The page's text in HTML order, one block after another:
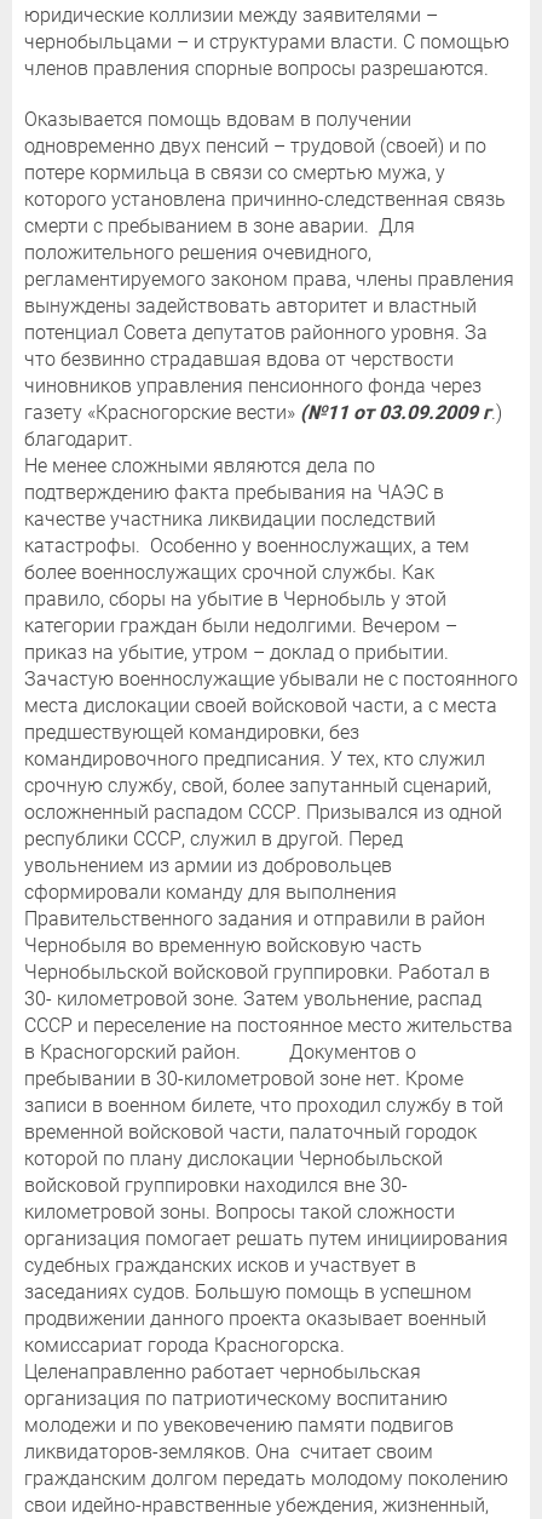
юридические коллизии между заявителями –
чернобыльцами – и структурами власти. С помощью
членов правления спорные вопросы разрешаются.
Оказывается помощь вдовам в получении
одновременно двух пенсий – трудовой (своей) и по
потере кормильца в связи со смертью мужа, у
которого установлена причинно-следственная связь
смерти с пребыванием в зоне аварии. Для
положительного решения очевидного,
регламентируемого законом права, члены правления
вынуждены задействовать авторитет и властный
потенциал Совета депутатов районного уровня. За
что безвинно страдавшая вдова от черствости
чиновников управления пенсионного фонда через
газету «Красногорские вести» (№11 от 03.09.2009 г.)
благодарит.
Не менее сложными являются дела по
подтверждению факта пребывания на ЧАЭС в
качестве участника ликвидации последствий
катастрофы. Особенно у военнослужащих, а тем
более военнослужащих срочной службы. Как
правило, сборы на убытие в Чернобыль у этой
категории граждан были недолгими. Вечером –
приказ на убытие, утром – доклад о прибытии.
Зачастую военнослужащие убывали не с постоянного
места дислокации своей войсковой части, а с места
предшествующей командировки, без
командировочного предписания. У тех, кто служил
срочную службу, свой, более запутанный сценарий,
осложненный распадом СССР. Призывался из одной
республики СССР, служил в другой. Перед
увольнением из армии из добровольцев
сформировали команду для выполнения
Правительственного задания и отправили в район
Чернобыля во временную войсковую часть
Чернобыльской войсковой группировки. Работал в
30- километровой зоне. Затем увольнение, распад
СССР и переселение на постоянное место жительства
в Красногорский район. Документов о
пребывании в 30-километровой зоне нет. Кроме
записи в военном билете, что проходил службу в той
временной войсковой части, палаточный городок
которой по плану дислокации Чернобыльской
войсковой группировки находился вне 30-
километровой зоны. Вопросы такой сложности
организация помогает решать путем инициирования
судебных гражданских исков и участвует в
заседаниях судов. Большую помощь в успешном
продвижении данного проекта оказывает военный
комиссариат города Красногорска.
Целенаправленно работает чернобыльская
организация по патриотическому воспитанию
молодежи и по увековечению памяти подвигов
ликвидаторов-земляков. Она считает своим
гражданским долгом передать молодому поколению
свои идейно-нравственные убеждения, жизненный,